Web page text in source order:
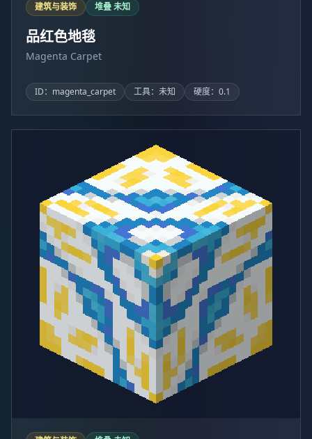
建筑与装饰 堆叠 未知
品红色地毯
Magenta Carpet
ID：magenta_carpet 工具：未知 硬度：0.1